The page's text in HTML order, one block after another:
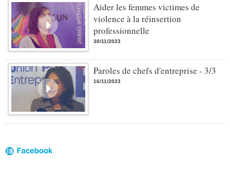
Aider les femmes victimes de
violence à la réinsertion
professionnelle
30/11/2023
Paroles de chefs d'entreprise - 3/3
16/11/2023